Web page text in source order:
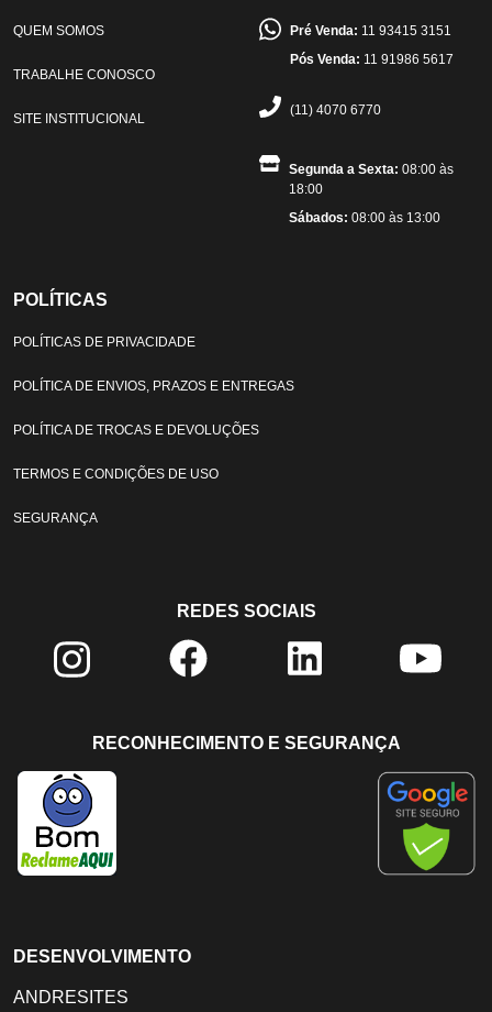
QUEM SOMOS
TRABALHE CONOSCO
SITE INSTITUCIONAL
Pré Venda: 11 93415 3151
Pós Venda: 11 91986 5617
(11) 4070 6770
Segunda a Sexta: 08:00 às
18:00
Sábados: 08:00 às 13:00
POLÍTICAS
POLÍTICAS DE PRIVACIDADE
POLÍTICA DE ENVIOS, PRAZOS E ENTREGAS
POLÍTICA DE TROCAS E DEVOLUÇÕES
TERMOS E CONDIÇÕES DE USO
SEGURANÇA
REDES SOCIAIS
RECONHECIMENTO E SEGURANÇA
DESENVOLVIMENTO
ANDRESITES